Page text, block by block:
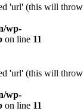
'url' (this will throw
wp-
on line 11
'url' (this will throw
wp-
on line 11